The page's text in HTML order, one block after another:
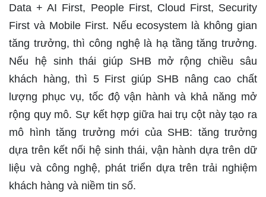
Data + AI First, People First, Cloud First, Security
First và Mobile First. Nếu ecosystem là không gian
tăng trưởng, thì công nghệ là hạ tầng tăng trưởng.
Nếu hệ sinh thái giúp SHB mở rộng chiều sâu
khách hàng, thì 5 First giúp SHB nâng cao chất
lượng phục vụ, tốc độ vận hành và khả năng mở
rộng quy mô. Sự kết hợp giữa hai trụ cột này tạo ra
mô hình tăng trưởng mới của SHB: tăng trưởng
dựa trên kết nối hệ sinh thái, vận hành dựa trên dữ
liệu và công nghệ, phát triển dựa trên trải nghiệm
khách hàng và niềm tin số.